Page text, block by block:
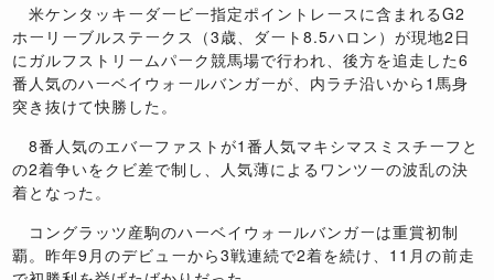
米ケンタッキーダービー指定ポイントレースに含まれるG2
ホーリーブルステークス（3歳、ダート8.5ハロン）が現地2日
にガルフストリームパーク競馬場で行われ、後方を追走した6
番人気のハーベイウォールバンガーが、内ラチ沿いから1馬身
突き抜けて快勝した。
8番人気のエバーファストが1番人気マキシマスミスチーフと
の2着争いをクビ差で制し、人気薄によるワンツーの波乱の決
着となった。
コングラッツ産駒のハーベイウォールバンガーは重賞初制
覇。昨年9月のデビューから3戦連続で2着を続け、11月の前走